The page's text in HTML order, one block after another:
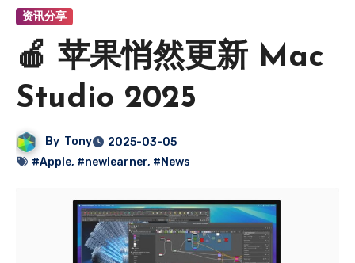
资讯分享
🍎 苹果悄然更新 Mac
Studio 2025
By Tony
2025-03-05
#Apple, #newlearner, #News